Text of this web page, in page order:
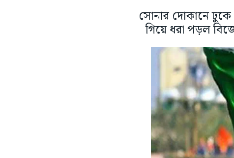
সোনার দোকানে
গিয়ে ধরা পড়ল